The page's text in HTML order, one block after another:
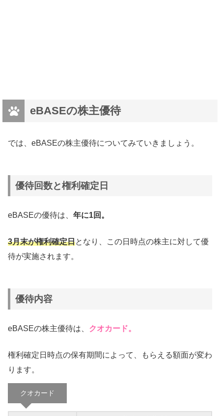
eBASEの株主優待
では、eBASEの株主優待についてみていきましょう。
優待回数と権利確定日
eBASEの優待は、 年に1回。
3月末が権利確定日となり、この日時点の株主に対して優
待が実施されます。
優待内容
eBASEの株主優待は、 クオカード。
権利確定日時点の保有期間によって、もらえる額面が変わ
ります。
クオカード